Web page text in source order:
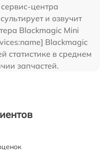
центра
и озвучит
Blackmagic Mini
Blackmagic
статистике в среднем
запчастей.